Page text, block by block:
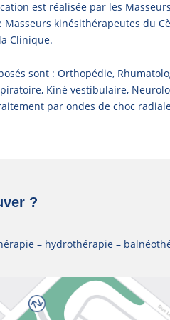
est réalisée par les
Masseurs kinésithérapeutes du
Clinique.
sont : Orthopédie,
Kiné vestibulaire,
par ondes de choc
?
– hydrothérapie –